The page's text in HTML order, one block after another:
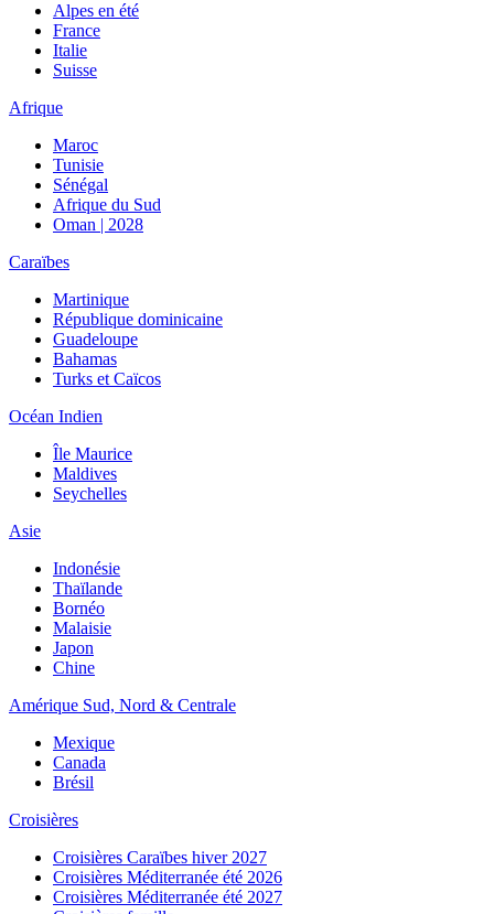
Alpes en été
France
Italie
Suisse
Afrique
Maroc
Tunisie
Sénégal
Afrique du Sud
Oman | 2028
Caraïbes
Martinique
République dominicaine
Guadeloupe
Bahamas
Turks et Caïcos
Océan Indien
Île Maurice
Maldives
Seychelles
Asie
Indonésie
Thaïlande
Bornéo
Malaisie
Japon
Chine
Amérique Sud, Nord & Centrale
Mexique
Canada
Brésil
Croisières
Croisières Caraïbes hiver 2027
Croisières Méditerranée été 2026
Croisières Méditerranée été 2027